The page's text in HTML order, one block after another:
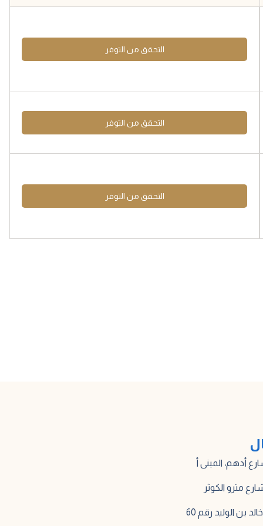
التحقق من التوفر
التحقق من التوفر
التحقق من التوفر
بن الوليد رقم 60